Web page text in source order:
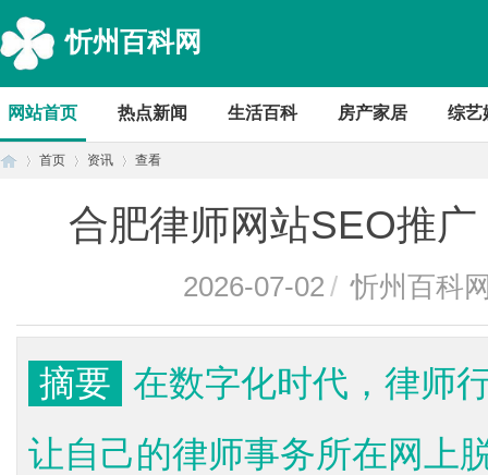
忻州百科网
网站首页 热点新闻 生活百科 房产家居 综艺
首页 资讯 查看
合肥律师网站SEO推
2026-07-02 / 忻州百科
摘要 在数字化时代，律师
让自己的律师事务所在网上